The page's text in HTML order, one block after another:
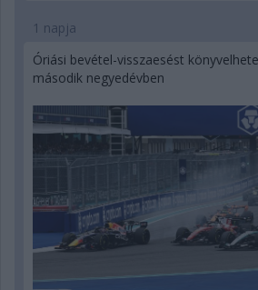
1 napja
Óriási bevétel-visszaesést
második negyedévben